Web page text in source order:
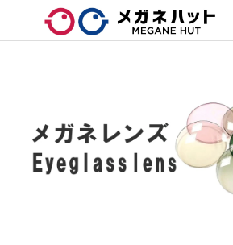
採用情報
企業情報